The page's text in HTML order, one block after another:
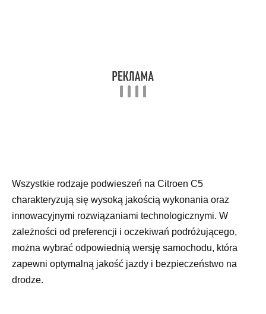
Wszystkie rodzaje podwieszeń na Citroen C5
charakteryzują się wysoką jakością wykonania oraz
innowacyjnymi rozwiązaniami technologicznymi. W
zależności od preferencji i oczekiwań podróżującego,
można wybrać odpowiednią wersję samochodu, która
zapewni optymalną jakość jazdy i bezpieczeństwo na
drodze.